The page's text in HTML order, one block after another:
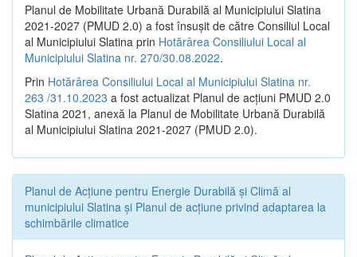
Planul de Mobilitate Urbană Durabilă al Municipiului Slatina
2021-2027 (PMUD 2.0) a fost însușit de către Consiliul Local
al Municipiului Slatina prin Hotărârea Consiliului Local al
Municipiului Slatina nr. 270/30.08.2022.
Prin Hotărârea Consiliului Local al Municipiului Slatina nr.
263 /31.10.2023 a fost actualizat Planul de acțiuni PMUD 2.0
Slatina 2021, anexă la Planul de Mobilitate Urbană Durabilă
al Municipiului Slatina 2021-2027 (PMUD 2.0).
Planul de Acţiune pentru Energie Durabilă şi Climă al
municipiului Slatina şi Planul de acţiune privind adaptarea la
schimbările climatice